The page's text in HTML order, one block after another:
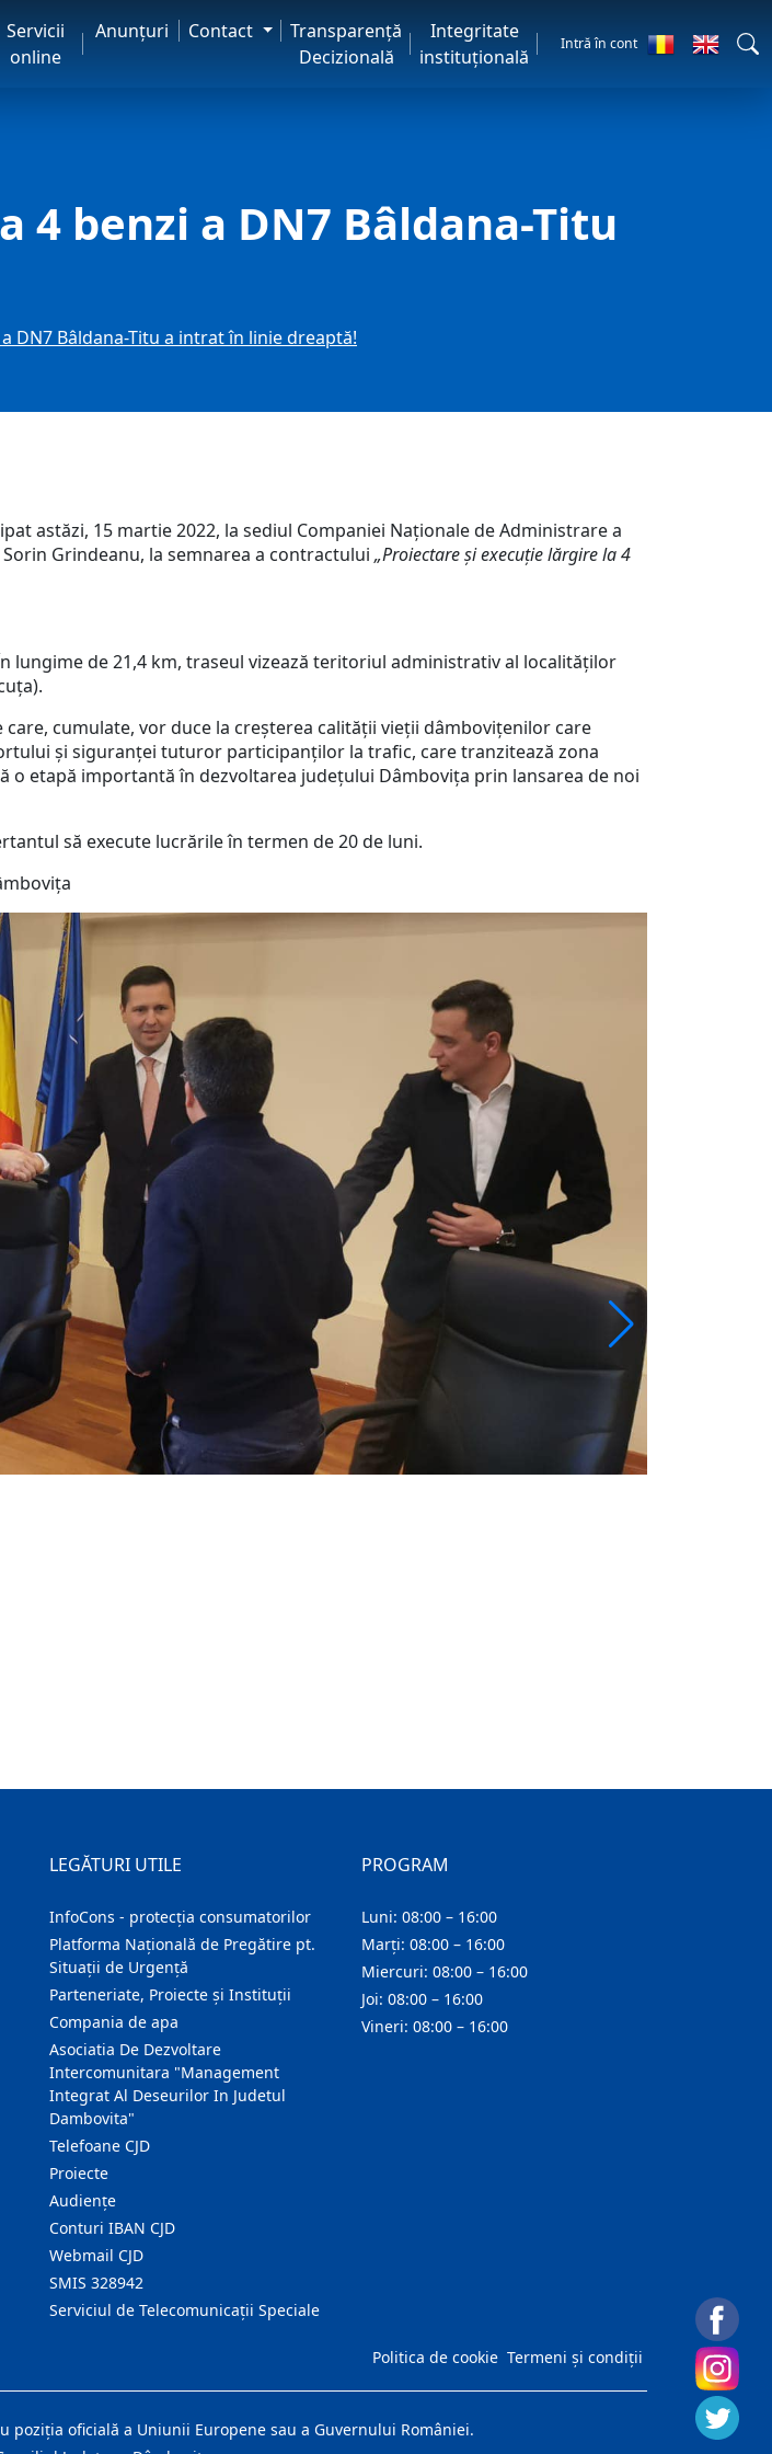
Servicii
online
Anunţuri Contact
Transparență
Decizională
Integritate
instituțională
Intră în cont
4 benzi a DN7 Bâldana-Titu
DN7 Bâldana-Titu a intrat în linie dreaptă!
astăzi, 15 martie 2022, la sediul Companiei Naționale de Administrare a
Grindeanu, la semnarea a contractului „Proiectare și execuție lărgire la 4
de 21,4 km, traseul vizează teritoriul administrativ al localităților
cumulate, vor duce la creșterea calității vieții dâmbovițenilor care
și siguranței tuturor participanților la trafic, care tranzitează zona
etapă importantă în dezvoltarea județului Dâmbovița prin lansarea de noi
să execute lucrările în termen de 20 de luni.
LEGĂTURI UTILE
InfoCons - protecția consumatorilor
Platforma Națională de Pregătire pt.
Situații de Urgență
Parteneriate, Proiecte și Instituții
Compania de apa
Asociatia De Dezvoltare
Intercomunitara "Management
Integrat Al Deseurilor In Judetul
Dambovita"
Telefoane CJD
Proiecte
Audienţe
Conturi IBAN CJD
Webmail CJD
SMIS 328942
Serviciul de Telecomunicații Speciale
PROGRAM
Luni: 08:00 – 16:00
Marți: 08:00 – 16:00
Miercuri: 08:00 – 16:00
Joi: 08:00 – 16:00
Vineri: 08:00 – 16:00
Politica de cookie Termeni și condiții
oficială a Uniunii Europene sau a Guvernului României.